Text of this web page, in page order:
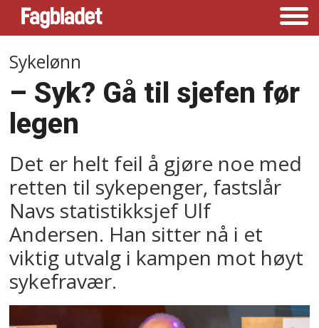
Sykelønn
– Syk? Gå til sjefen før
legen
Det er helt feil å gjøre noe med
retten til sykepenger, fastslår
Navs statistikksjef Ulf
Andersen. Han sitter nå i et
viktig utvalg i kampen mot høyt
sykefravær.